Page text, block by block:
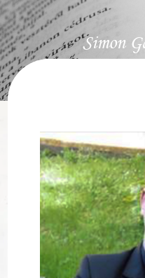
Simon